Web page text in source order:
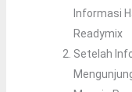
Informasi
Readymix
Setelah